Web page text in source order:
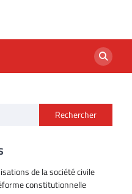
Rechercher
de la société civile
constitutionnelle